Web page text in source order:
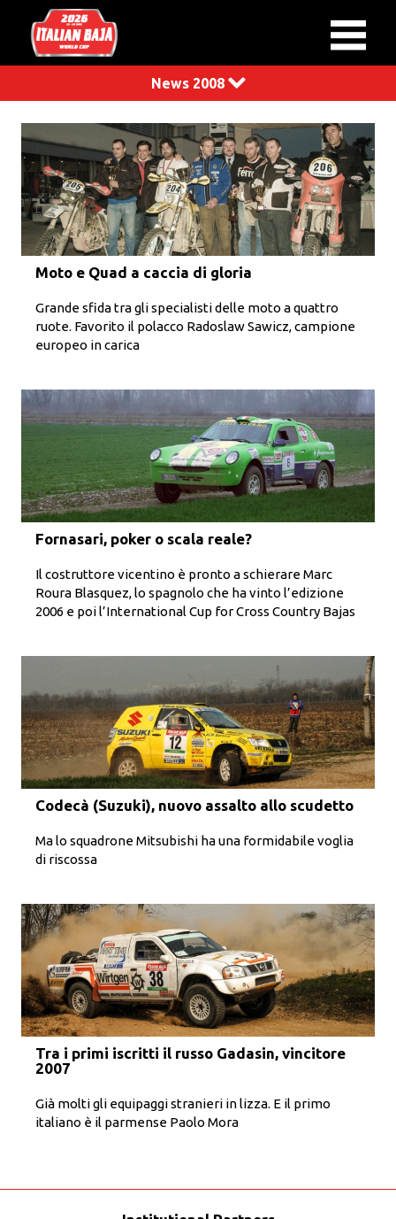
News 2008
Moto e Quad a caccia di gloria
Grande sfida tra gli specialisti delle moto a quattro
ruote. Favorito il polacco Radoslaw Sawicz, campione
europeo in carica
Fornasari, poker o scala reale?
Il costruttore vicentino è pronto a schierare Marc
Roura Blasquez, lo spagnolo che ha vinto l’edizione
2006 e poi l’International Cup for Cross Country Bajas
Codecà (Suzuki), nuovo assalto allo scudetto
Ma lo squadrone Mitsubishi ha una formidabile voglia
di riscossa
Tra i primi iscritti il russo Gadasin, vincitore
2007
Già molti gli equipaggi stranieri in lizza. E il primo
italiano è il parmense Paolo Mora